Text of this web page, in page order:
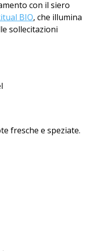
con il siero
BIO, che illumina
sollecitazioni
fresche e speziate.